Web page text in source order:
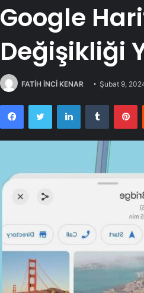
Google
Değişikliği
FATİH İNCİ KENAR Şubat 9,
FacebookTwitter LinkedInTumblr